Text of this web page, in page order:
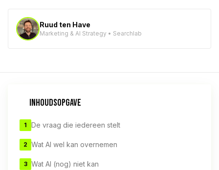
Ruud ten Have
Marketing & AI Strategy • Searchlab
INHOUDSOPGAVE
1 De vraag die iedereen stelt
2 Wat AI wel kan overnemen
3 Wat AI (nog) niet kan